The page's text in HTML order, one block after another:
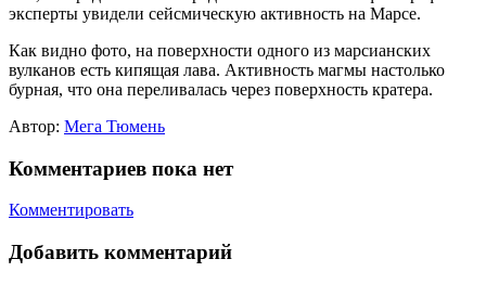
эксперты увидели сейсмическую активность на Марсе.
Как видно фото, на поверхности одного из марсианских
вулканов есть кипящая лава. Активность магмы настолько
бурная, что она переливалась через поверхность кратера.
Автор: Мега Тюмень
Комментариев пока нет
Комментировать
Добавить комментарий